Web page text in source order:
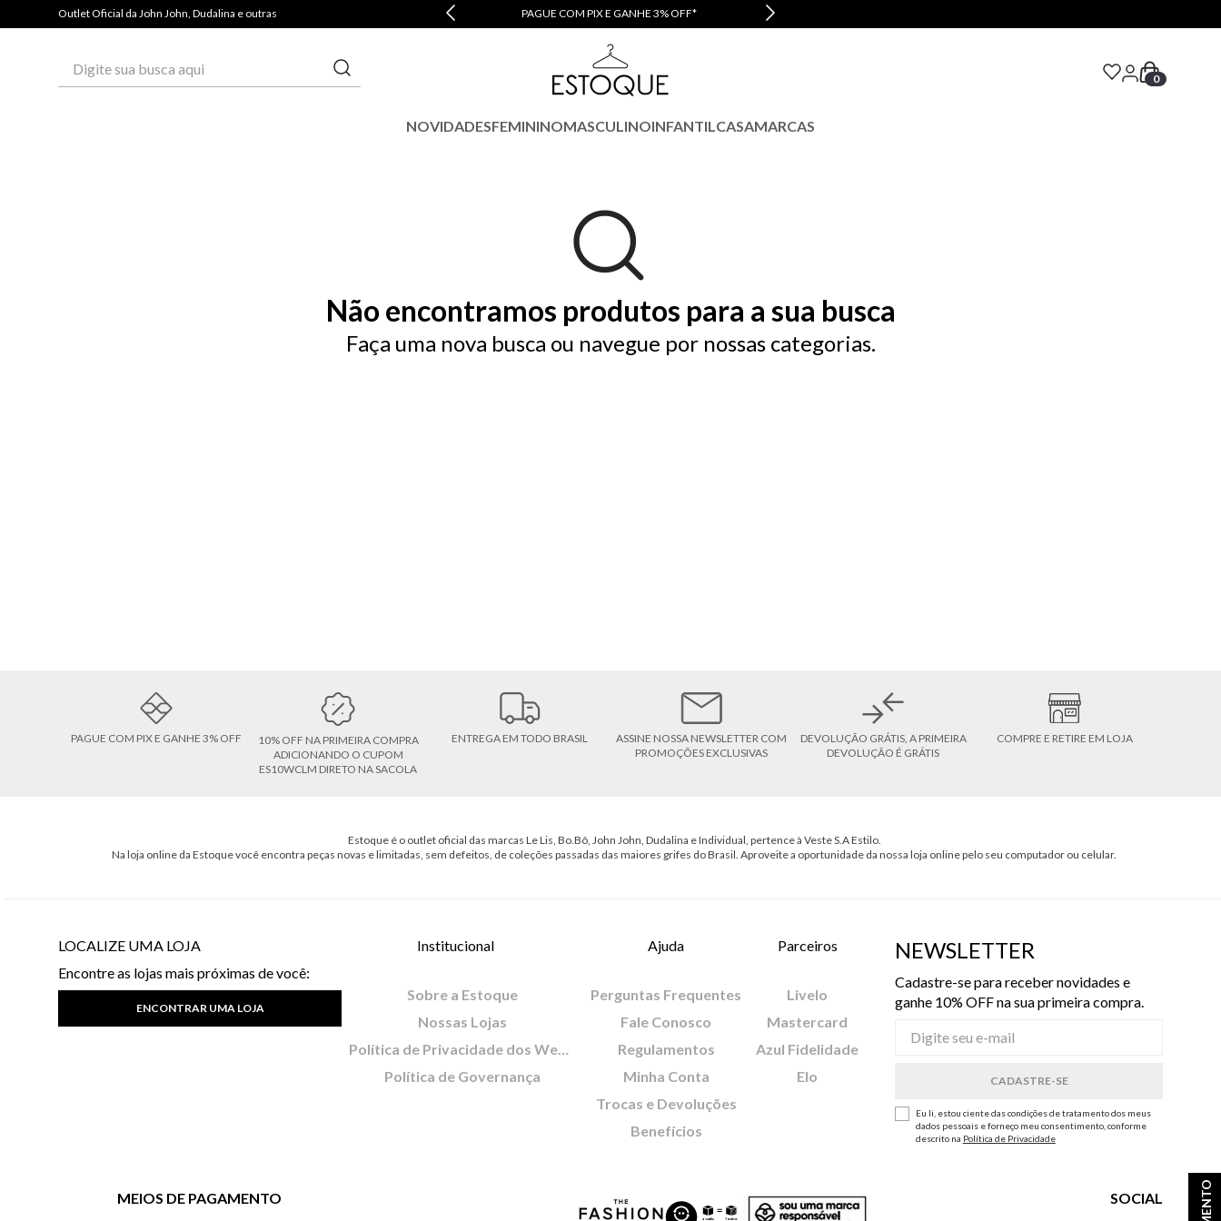
Outlet Oficial da John John, Dudalina e outras PAGUE COM PIX E GANHE 3% OFF*
0
NOVIDADESFEMININOMASCULINOINFANTILCASAMARCAS
Não encontramos produtos para a sua busca
Faça uma nova busca ou navegue por nossas categorias.
PAGUE COM PIX E GANHE 3% OFF
10% OFF NA PRIMEIRA COMPRA
ADICIONANDO O CUPOM
ES10WCLM DIRETO NA SACOLA
ENTREGA EM TODO BRASIL
ASSINE NOSSA NEWSLETTER COM
PROMOÇÕES EXCLUSIVAS
DEVOLUÇÃO GRÁTIS, A PRIMEIRA
DEVOLUÇÃO É GRÁTIS
COMPRE E RETIRE EM LOJA
Estoque é o outlet oficial das marcas Le Lis, Bo.Bô, John John, Dudalina e Individual, pertence à Veste S.A Estilo.
Na loja online da Estoque você encontra peças novas e limitadas, sem defeitos, de coleções passadas das maiores grifes do Brasil. Aproveite a oportunidade da nossa loja online pelo seu computador ou celular.
LOCALIZE UMA LOJA
Encontre as lojas mais próximas de você:
ENCONTRAR UMA LOJA
Institucional
Sobre a Estoque
Nossas Lojas
Política de Privacidade dos Websites
Política de Governança
Ajuda
Perguntas Frequentes
Fale Conosco
Regulamentos
Minha Conta
Trocas e Devoluções
Benefícios
Parceiros
Livelo
Mastercard
Azul Fidelidade
Elo
NEWSLETTER
Cadastre-se para receber novidades e
ganhe 10% OFF na sua primeira compra.
Eu li, estou ciente das condições de tratamento dos meus
dados pessoais e forneço meu consentimento, conforme
descrito na Política de Privacidade
MEIOS DE PAGAMENTO SOCIAL